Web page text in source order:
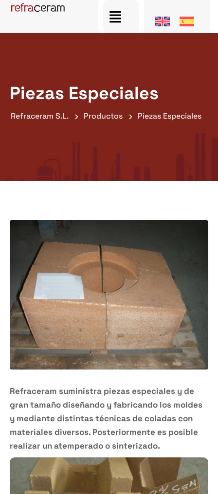
Piezas Especiales
Refraceram S.L. Productos Piezas Especiales
Refraceram suministra piezas especiales y de
gran tamaño diseñando y fabricando los moldes
y mediante distintas técnicas de coladas con
materiales diversos. Posteriormente es posible
realizar un atemperado o sinterizado.